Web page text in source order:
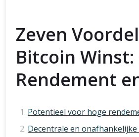
Zeven
Bitcoin Winst:
Rendement
Potentieel voor hoge
Decentrale en onafhankelijke